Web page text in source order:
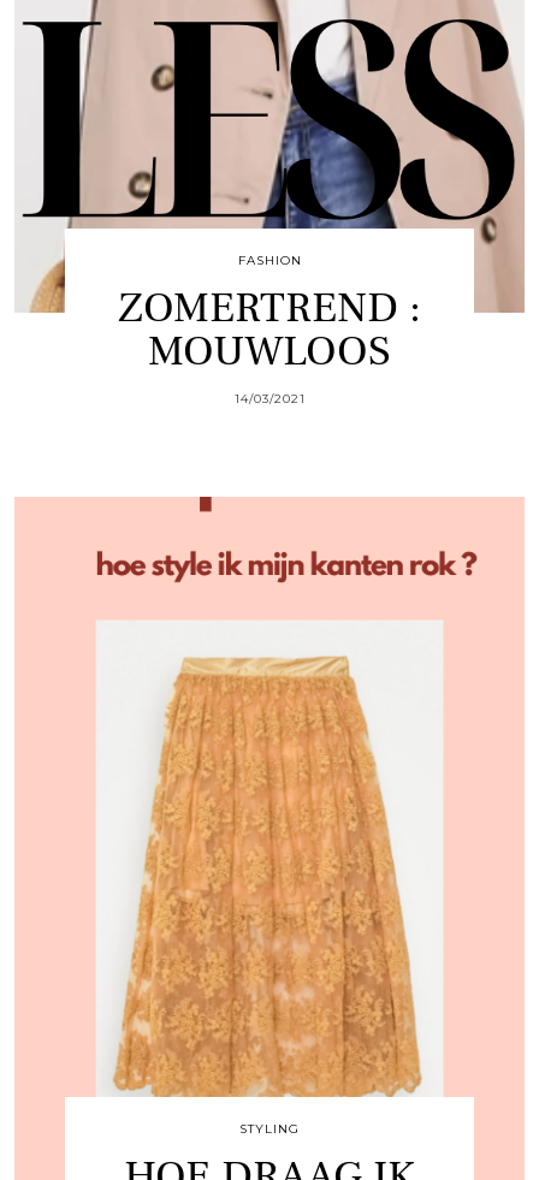
FASHION
ZOMERTREND :
MOUWLOOS
14/03/2021
STYLING